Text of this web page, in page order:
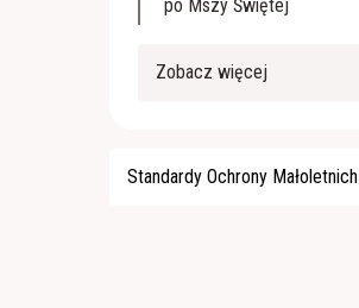
po Mszy Świętej
Zobacz więcej
Standardy Ochrony Małoletnich